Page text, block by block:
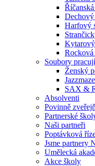
Harfový
Rocková
Soubory
Ženský
SAX &
Absolventi
Povinně
Partnerské
Naši partneři
Poptávková
Jsme partnery
Umělecká
Akce školy